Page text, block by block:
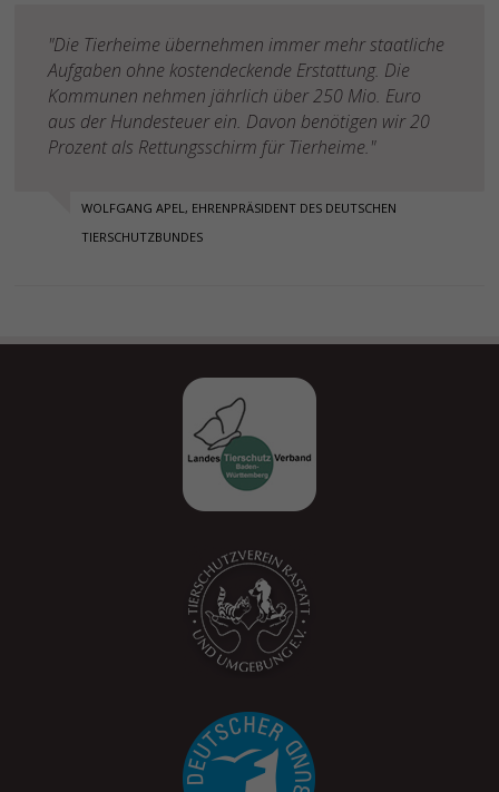
"Die Tierheime übernehmen immer mehr staatliche
Aufgaben ohne kostendeckende Erstattung. Die
Kommunen nehmen jährlich über 250 Mio. Euro
aus der Hundesteuer ein. Davon benötigen wir 20
Prozent als Rettungsschirm für Tierheime."
WOLFGANG APEL, EHRENPRÄSIDENT DES DEUTSCHEN
TIERSCHUTZBUNDES